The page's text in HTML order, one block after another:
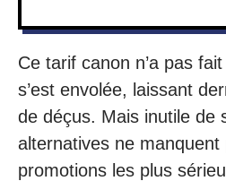
Ce tarif canon n’a pas
s’est envolée, laissant
de déçus. Mais inutile de
alternatives ne manquent
promotions les plus